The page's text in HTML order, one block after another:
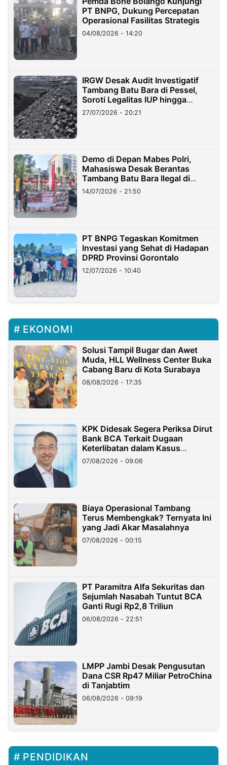
PT BNPG, Dukung Percepatan
Operasional Fasilitas Strategis
04/08/2026 - 14:20
IRGW Desak Audit Investigatif
Tambang Batu Bara di Pessel,
Soroti Legalitas IUP hingga
Stockpile
27/07/2026 - 20:21
Demo di Depan Mabes Polri,
Mahasiswa Desak Berantas
Tambang Batu Bara Ilegal di
Lampung
14/07/2026 - 21:50
PT BNPG Tegaskan Komitmen
Investasi yang Sehat di Hadapan
DPRD Provinsi Gorontalo
12/07/2026 - 10:40
EKONOMI
Solusi Tampil Bugar dan Awet
Muda, HLL Wellness Center Buka
Cabang Baru di Kota Surabaya
08/08/2026 - 17:35
KPK Didesak Segera Periksa Dirut
Bank BCA Terkait Dugaan
Keterlibatan dalam Kasus
Hilangnya Dana Nasabah Rp2,58
Miliar
07/08/2026 - 09:06
Biaya Operasional Tambang
Terus Membengkak? Ternyata Ini
yang Jadi Akar Masalahnya
07/08/2026 - 00:15
PT Paramitra Alfa Sekuritas dan
Sejumlah Nasabah Tuntut BCA
Ganti Rugi Rp2,8 Triliun
06/08/2026 - 22:51
LMPP Jambi Desak Pengusutan
Dana CSR Rp47 Miliar PetroChina
di Tanjabtim
06/08/2026 - 09:19
PENDIDIKAN